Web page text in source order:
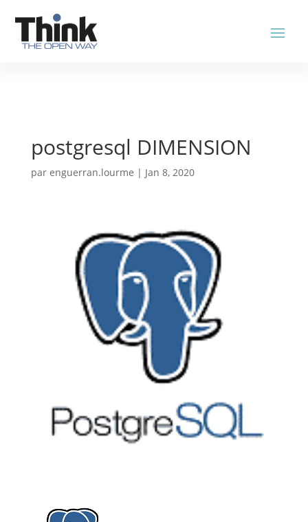
postgresql DIMENSION
par enguerran.lourme | Jan 8, 2020